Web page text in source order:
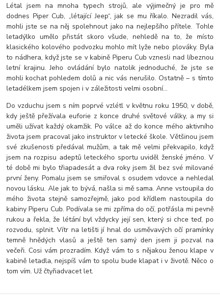
Létal jsem na mnoha typech strojů, ale výjimečný je pro mě
dodnes Piper Cub, „létající Jeep“, jak se mu říkalo. Nezradil vás,
mohli jste se na něj spolehnout jako na nejlepšího přítele. Tohle
letadýlko umělo přistát skoro všude, nehledě na to, že místo
klasického kolového podvozku mohlo mít lyže nebo plováky. Byla
to nádhera, když jste se v kabině Piperu Cub vznesli nad líbeznou
letní krajinu. Jeho ovládání bylo natolik jednoduché, že jste se
mohli kochat pohledem dolů a nic vás nerušilo. Ostatně – s tímto
letadélkem jsem spojen i v záležitosti velmi osobní…
Do vzduchu jsem s ním poprvé vzlétl v květnu roku 1950, v době,
kdy ještě přežívala euforie z konce druhé světové války, a my si
uměli užívat každý okamžik. Po válce až do konce mého aktivního
života jsem pracoval jako instruktor v letecké škole. Většinou jsem
své zkušenosti předával mužům, a tak mě velmi překvapilo, když
jsem na rozpisu adeptů leteckého sportu uviděl ženské jméno. V
té době mi bylo třiapadesát a dva roky jsem žil bez své milované
první ženy. Pomalu jsem se smiřoval s osudem vdovce a nehledal
novou lásku. Ale jak to bývá, našla si mě sama. Anne vstoupila do
mého života stejně samozřejmě, jako pod křídlem nastoupila do
kabiny Piperu Cub. Podívala se mi zpříma do očí, potřásla mi pevně
rukou a řekla, že létání byl vždycky její sen, který si chce teď, po
rozvodu, splnit. Vítr na letišti jí hnal do usměvavých očí pramínky
temně hnědých vlasů a ještě ten samý den jsem ji pozval na
večeři. Cosi vám prozradím. Když vám to s nějakou ženou klape v
kabině letadla, nejspíš vám to spolu bude klapat i v životě. Něco o
tom vím. Už čtyřiadvacet let.